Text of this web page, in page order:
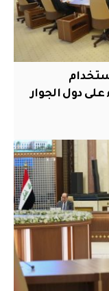
على دول الجوار